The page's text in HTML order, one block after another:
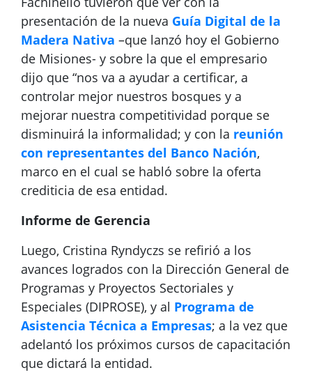
presentación de la nueva Guía Digital de la
Madera Nativa –que lanzó hoy el Gobierno
de Misiones- y sobre la que el empresario
dijo que “nos va a ayudar a certificar, a
controlar mejor nuestros bosques y a
mejorar nuestra competitividad porque se
disminuirá la informalidad; y con la reunión
con representantes del Banco Nación,
marco en el cual se habló sobre la oferta
crediticia de esa entidad.
Informe de Gerencia
Luego, Cristina Ryndyczs se refirió a los
avances logrados con la Dirección General de
Programas y Proyectos Sectoriales y
Especiales (DIPROSE), y al Programa de
Asistencia Técnica a Empresas; a la vez que
adelantó los próximos cursos de capacitación
que dictará la entidad.